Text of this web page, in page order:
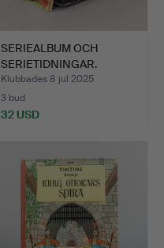
SERIEALBUM OCH
SERIETIDNINGAR.
Klubbades 8 jul 2025
3 bud
32 USD